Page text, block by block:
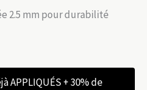
2.5 mm pour durabilité
APPLIQUÉS + 30% de